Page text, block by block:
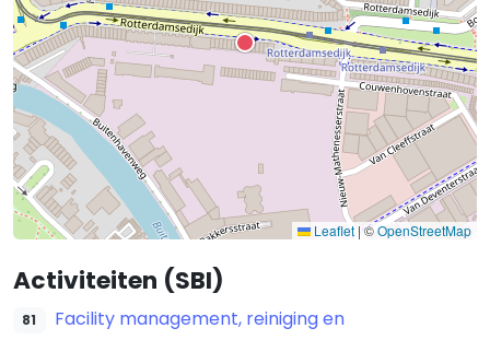
Leaflet |©OpenStreetMap
Activiteiten (SBI)
81
Facility management, reiniging en